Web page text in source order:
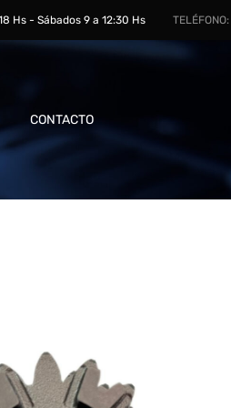
Hs - Sábados 9 a 12:30 Hs TELÉFONO:
CONTACTO